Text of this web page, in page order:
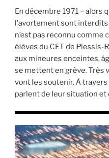
En décembre 1971 – alors
l’avortement sont
n’est pas reconnu comme
élèves du CET de Plessis-
aux mineures enceintes,
se mettent en grève. Très
vont les soutenir. À
parlent de leur situation et